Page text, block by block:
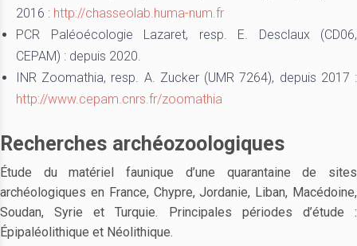
2016 : http://chasseolab.huma-num.fr
PCR Paléoécologie Lazaret, resp. E. Desclaux (CD06,
CEPAM) : depuis 2020.
INR Zoomathia, resp. A. Zucker (UMR 7264), depuis 2017 :
http://www.cepam.cnrs.fr/zoomathia
Recherches archéozoologiques
Étude du matériel faunique d’une quarantaine de sites
archéologiques en France, Chypre, Jordanie, Liban, Macédoine,
Soudan, Syrie et Turquie. Principales périodes d’étude :
Épipaléolithique et Néolithique.